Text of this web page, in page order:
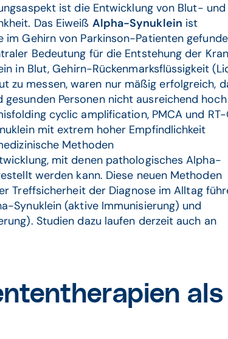
ist die Entwicklung von Blut- und
Das Eiweiß Alpha-Synuklein ist
Gehirn von Parkinson-Patienten
Bedeutung für die Entstehung der
in Blut, Gehirn-Rückenmarksflüssigkeit
zu messen, waren nur mäßig erfolgreich,
Personen nicht ausreichend
cyclic amplification, PMCA und
mit extrem hoher Empfindlichkeit
Methoden
mit denen pathologisches Alpha-
werden kann. Diese neuen Methoden
Treffsicherheit der Diagnose im Alltag
Synuklein (aktive Immunisierung) und
Studien dazu laufen derzeit auch an
als